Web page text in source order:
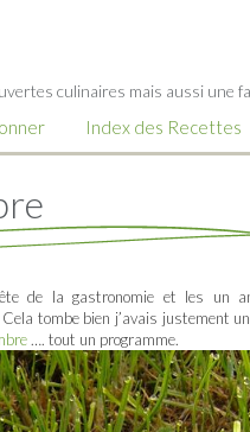
culinaires mais aussi
Index des Recettes
de la gastronomie et les un
tombe bien j’avais justement
…. tout un programme.